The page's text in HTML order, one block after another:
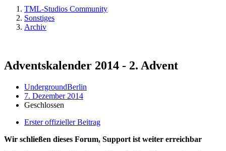
TML-Studios Community
Sonstiges
Archiv
Adventskalender 2014 - 2. Advent
UndergroundBerlin
7. Dezember 2014
Geschlossen
Erster offizieller Beitrag
Wir schließen dieses Forum, Support ist weiter erreichbar